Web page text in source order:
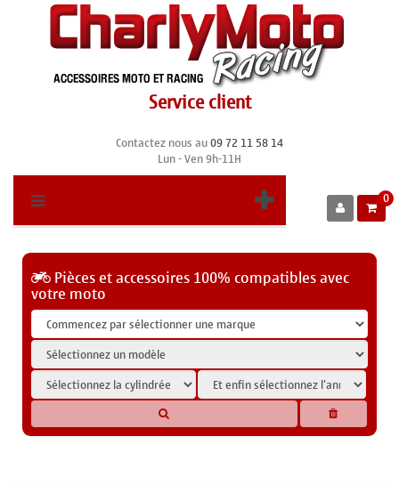
Service client
Contactez nous au09 72 11 58 14
Lun - Ven 9h-11H
0
Pièces et accessoires 100% compatibles avec
votre moto